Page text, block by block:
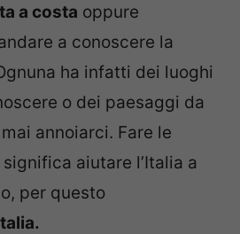
a costa oppure
a conoscere la
ha infatti dei luoghi
o dei paesaggi da
annoiarci. Fare le
aiutare l’Italia a
per questo